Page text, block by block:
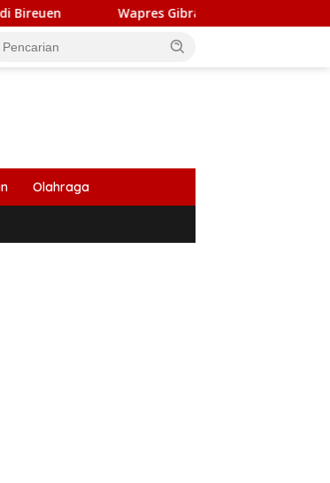
Gibran Tinjau Pembangunan Jembatan
Olahraga